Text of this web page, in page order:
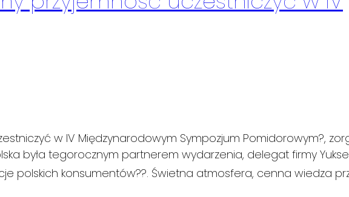
w IV Międzynarodowym Sympozjum Pomidorowym?,
była tegorocznym partnerem wydarzenia, delegat firmy
polskich konsumentów?‍?. Świetna atmosfera, cenna wiedza